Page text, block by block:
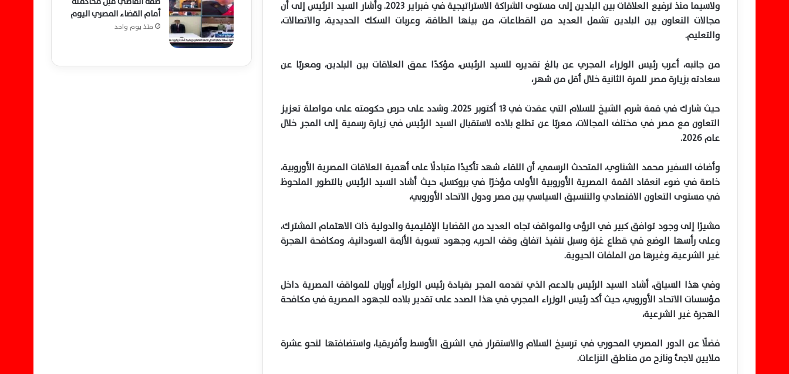
ولاسيما منذ ترفيع العلاقات بين البلدين إلى مستوى الشراكة الاستراتيجية في فبراير ٢٠٢٣. وأشار السيد الرئيس إلى أن
مجالات التعاون بين البلدين تشمل العديد من القطاعات، من بينها الطاقة، وعربات السكك الحديدية، والاتصالات،
والتعليم.
من جانبه، أعرب رئيس الوزراء المجري عن بالغ تقديره للسيد الرئيس، مؤكدًا عمق العلاقات بين البلدين، ومعربًا عن
سعادته بزيارة مصر للمرة الثانية خلال أقل من شهر،
حيث شارك في قمة شرم الشيخ للسلام التي عقدت في ١٣ أكتوبر ٢٠٢٥. وشدد على حرص حكومته على مواصلة تعزيز
التعاون مع مصر في مختلف المجالات، معربًا عن تطلع بلاده لاستقبال السيد الرئيس في زيارة رسمية إلى المجر خلال
عام ٢٠٢٦.
وأضاف السفير محمد الشناوي، المتحدث الرسمي، أن اللقاء شهد تأكيدًا متبادلًا على أهمية العلاقات المصرية الأوروبية،
خاصة في ضوء انعقاد القمة المصرية الأوروبية الأولى مؤخرًا في بروكسل، حيث أشاد السيد الرئيس بالتطور الملحوظ
في مستوى التعاون الاقتصادي والتنسيق السياسي بين مصر ودول الاتحاد الأوروبي،
مشيرًا إلى وجود توافق كبير في الرؤى والمواقف تجاه العديد من القضايا الإقليمية والدولية ذات الاهتمام المشترك،
وعلى رأسها الوضع في قطاع غزة وسبل تنفيذ اتفاق وقف الحرب، وجهود تسوية الأزمة السودانية، ومكافحة الهجرة
غير الشرعية، وغيرها من الملفات الحيوية.
وفي هذا السياق، أشاد السيد الرئيس بالدعم الذي تقدمه المجر بقيادة رئيس الوزراء أوربان للمواقف المصرية داخل
مؤسسات الاتحاد الأوروبي، حيث أكد رئيس الوزراء المجري في هذا الصدد على تقدير بلاده للجهود المصرية في مكافحة
الهجرة غير الشرعية،
فضلًا عن الدور المصري المحوري في ترسيخ السلام والاستقرار في الشرق الأوسط وأفريقيا، واستضافتها لنحو عشرة
ملايين لاجئ ونازح من مناطق النزاعات.
أمام القضاء المصري اليوم
منذ يوم واحد